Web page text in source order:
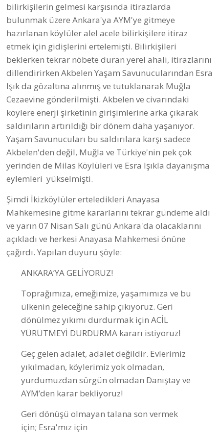
bilirkişilerin gelmesi karşısında itirazlarda
bulunmak üzere Ankara'ya AYM'ye gitmeye
hazırlanan köylüler alel acele bilirkişilere itiraz
etmek için gidişlerini ertelemişti. Bilirkişileri
beklerken tekrar nöbete duran yerel ahali, itirazlarını
dillendirirken Akbelen Yaşam Savunucularından Esra
Işık da gözaltına alınmış ve tutuklanarak Muğla
Cezaevine gönderilmişti. Akbelen ve civarındaki
köylere enerji şirketinin girişimlerine arka çıkarak
saldırıların artırıldığı bir dönem daha yaşanıyor.
Yaşam Savunucuları bu saldırılara karşı sadece
Akbelen'den değil, Muğla ve Türkiye'nin pek çok
yerinden de Milas Köylüleri ve Esra Işıkla dayanışma
eylemleri yükselmişti.
Şimdi İkizköylüler erteledikleri Anayasa
Mahkemesine gitme kararlarını tekrar gündeme aldı
ve yarın 07 Nisan Salı günü Ankara'da olacaklarını
açıkladı ve herkesi Anayasa Mahkemesi önüne
çağırdı. Yapılan duyuru şöyle:
ANKARA’YA GELİYORUZ!
Toprağımıza, emeğimize, yaşamımıza ve bu
ülkenin geleceğine sahip çıkıyoruz. Geri
dönülmez yıkımı durdurmak için ACİL
YÜRÜTMEYİ DURDURMA kararı istiyoruz!
Geç gelen adalet, adalet değildir. Evlerimiz
yıkılmadan, köylerimiz yok olmadan,
yurdumuzdan sürgün olmadan Danıştay ve
AYM’den karar bekliyoruz!
Geri dönüşü olmayan talana son vermek
için; Esra'mız için